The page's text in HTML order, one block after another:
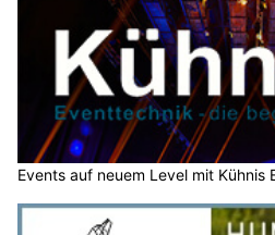
Events auf neuem Level mit Kühnis